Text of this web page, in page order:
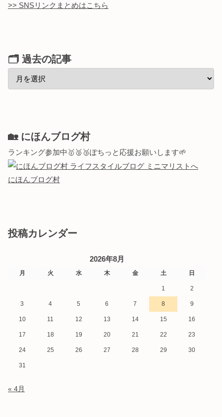
>> SNSリンクまとめはこちら
🗂 過去の記事
🏡 にほんブログ村
ランキング参加中🥇🥈🥉ぽちっと応援お願いします🌱
にほんブログ村
投稿カレンダー
2026年8月
月 火 水 木 金 土 日
1 2
3 4 5 6 7 8 9
10 11 12 13 14 15 16
17 18 19 20 21 22 23
24 25 26 27 28 29 30
31
« 4月